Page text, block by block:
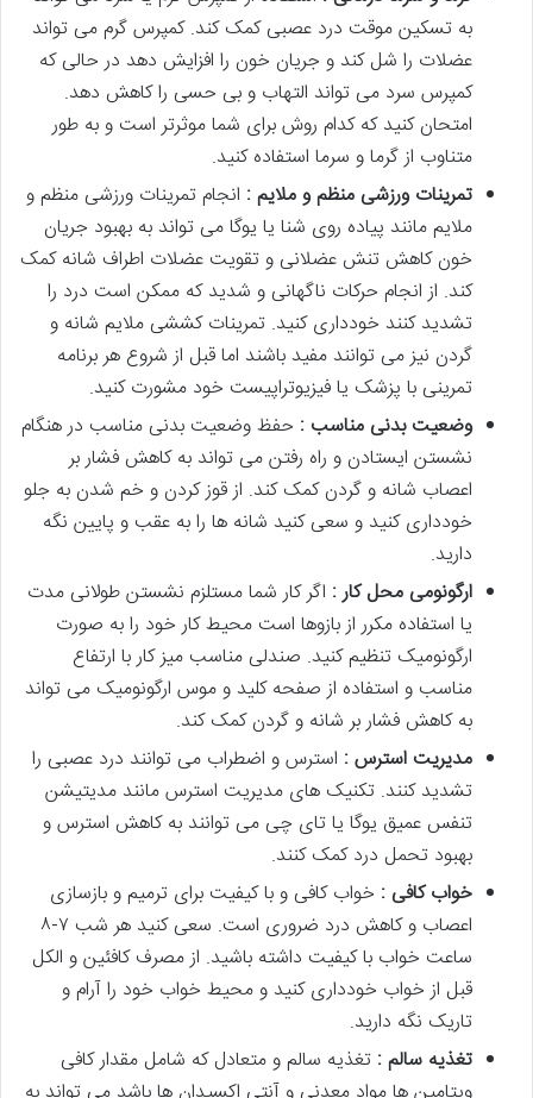
به تسکین موقت درد عصبی کمک کند. کمپرس گرم می تواند
عضلات را شل کند و جریان خون را افزایش دهد در حالی که
کمپرس سرد می تواند التهاب و بی حسی را کاهش دهد.
امتحان کنید که کدام روش برای شما موثرتر است و به طور
متناوب از گرما و سرما استفاده کنید.
تمرینات ورزشی منظم و ملایم : انجام تمرینات ورزشی منظم و
ملایم مانند پیاده روی شنا یا یوگا می تواند به بهبود جریان
خون کاهش تنش عضلانی و تقویت عضلات اطراف شانه کمک
کند. از انجام حرکات ناگهانی و شدید که ممکن است درد را
تشدید کنند خودداری کنید. تمرینات کششی ملایم شانه و
گردن نیز می توانند مفید باشند اما قبل از شروع هر برنامه
تمرینی با پزشک یا فیزیوتراپیست خود مشورت کنید.
وضعیت بدنی مناسب : حفظ وضعیت بدنی مناسب در هنگام
نشستن ایستادن و راه رفتن می تواند به کاهش فشار بر
اعصاب شانه و گردن کمک کند. از قوز کردن و خم شدن به جلو
خودداری کنید و سعی کنید شانه ها را به عقب و پایین نگه
دارید.
ارگونومی محل کار : اگر کار شما مستلزم نشستن طولانی مدت
یا استفاده مکرر از بازوها است محیط کار خود را به صورت
ارگونومیک تنظیم کنید. صندلی مناسب میز کار با ارتفاع
مناسب و استفاده از صفحه کلید و موس ارگونومیک می تواند
به کاهش فشار بر شانه و گردن کمک کند.
مدیریت استرس : استرس و اضطراب می توانند درد عصبی را
تشدید کنند. تکنیک های مدیریت استرس مانند مدیتیشن
تنفس عمیق یوگا یا تای چی می توانند به کاهش استرس و
بهبود تحمل درد کمک کنند.
خواب کافی : خواب کافی و با کیفیت برای ترمیم و بازسازی
اعصاب و کاهش درد ضروری است. سعی کنید هر شب ۷-۸
ساعت خواب با کیفیت داشته باشید. از مصرف کافئین و الکل
قبل از خواب خودداری کنید و محیط خواب خود را آرام و
تاریک نگه دارید.
تغذیه سالم : تغذیه سالم و متعادل که شامل مقدار کافی